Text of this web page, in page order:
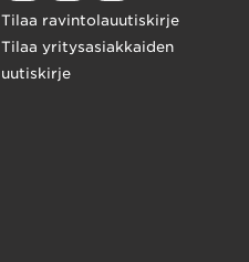
Tilaa ravintolauutiskirje
Tilaa yritysasiakkaiden
uutiskirje